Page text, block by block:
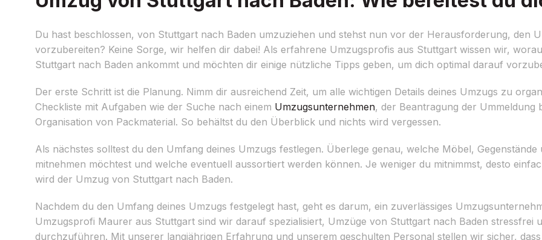
Du hast beschlossen, von Stuttgart nach Baden umzuziehen und stehst nun vor der Herausforderung, den
vorzubereiten? Keine Sorge, wir helfen dir dabei! Als erfahrene Umzugsprofis aus Stuttgart wissen wir,
Stuttgart nach Baden ankommt und möchten dir einige nützliche Tipps geben, um dich optimal darauf
Der erste Schritt ist die Planung. Nimm dir ausreichend Zeit, um alle wichtigen Details deines Umzugs zu
Checkliste mit Aufgaben wie der Suche nach einem Umzugsunternehmen, der Beantragung der Ummeldung
Organisation von Packmaterial. So behältst du den Überblick und nichts wird vergessen.
Als nächstes solltest du den Umfang deines Umzugs festlegen. Überlege genau, welche Möbel,
mitnehmen möchtest und welche eventuell aussortiert werden können. Je weniger du mitnimmst, desto
wird der Umzug von Stuttgart nach Baden.
Nachdem du den Umfang deines Umzugs festgelegt hast, geht es darum, ein zuverlässiges
Umzugsprofi Maurer aus Stuttgart sind wir darauf spezialisiert, Umzüge von Stuttgart nach Baden stressfrei
durchzuführen. Mit unserer langjährigen Erfahrung und unserem geschulten Personal stellen wir sicher,